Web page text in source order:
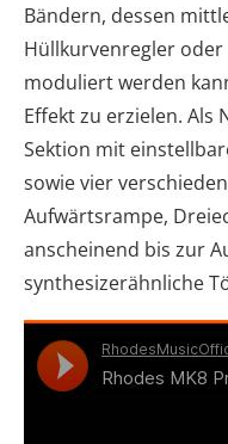
Bändern, dessen
Hüllkurvenregler
moduliert werden
Effekt zu erzielen. Als
Sektion mit
sowie vier
Aufwärtsrampe,
anscheinend bis zur
synthesizerähnliche